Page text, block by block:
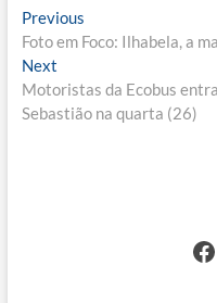
Navegação
de
Post
PreviousPrevious
post:
Foto em Foco: Ilhabela, a
NextNext
post:
Motoristas da Ecobus
Sebastião na quarta (26)